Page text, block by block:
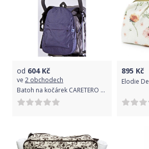
od 604Kč
ve 2 obchodech
Batoh na kočárek CARETERO Komfort navy
895 Kč